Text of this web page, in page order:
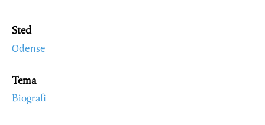
Sted
Odense
Tema
Biografi